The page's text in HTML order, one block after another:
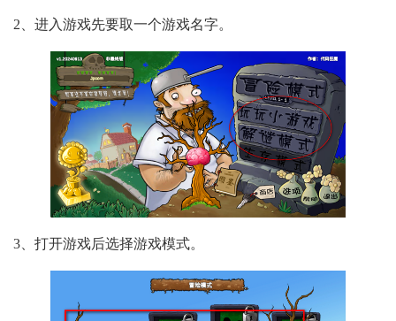
2、进入游戏先要取一个游戏名字。
3、打开游戏后选择游戏模式。